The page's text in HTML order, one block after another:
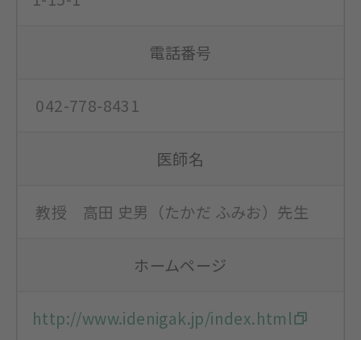
電話番号
042-778-8431
医師名
教授 高田 史男（たかだ ふみお）先生
ホームページ
http://www.idenigak.jp/index.html